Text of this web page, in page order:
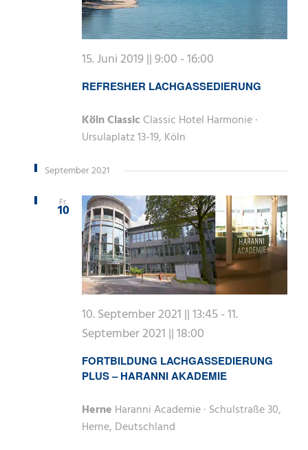
REFRESHER LACHGASSEDIERUNG
15. Juni 2019 || 9:00 -16:00
Köln Classic Classic Hotel Harmonie ·
Ursulaplatz 13-19, Köln
September 2021
Fr.
10
FORTBILDUNG LACHGASSEDIERUNG
PLUS – HARANNI AKADEMIE
10. September 2021 || 13:45-11.
September 2021 || 18:00
Herne Haranni Academie · Schulstraße 30,
Herne, Deutschland